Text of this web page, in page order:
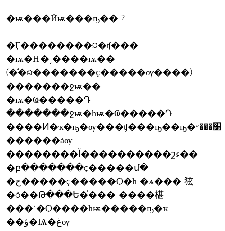
�ѭ���Ӥѭ���ҧ�� ?
�Ӷ��������¤�ʧ���
�ѭ�Ҥ�͵����ѭ��
(�ͧ�ӹ�������ç�����ѹ����)
�������ջѭ��
�ѭ�Ҩ�����Դ
�������ջѭ�һѭ�Ҩ�����Դ
����Ͷ�ҡ�ҧ�ѹ���ʧ���ҧ��ҧ�׹���״
������ǡѹ
��������آ����������շء��
�բ�������ç�����մ�
�ح�����ç�����Ѻ�һ �ѧ��� 㹡
�ô��Թ���Ե�ͧ��� ����椹
���ʾ�Ѻ����һѭ�����ҧ�ҡ
��ؤ�Ѩ�غѹ